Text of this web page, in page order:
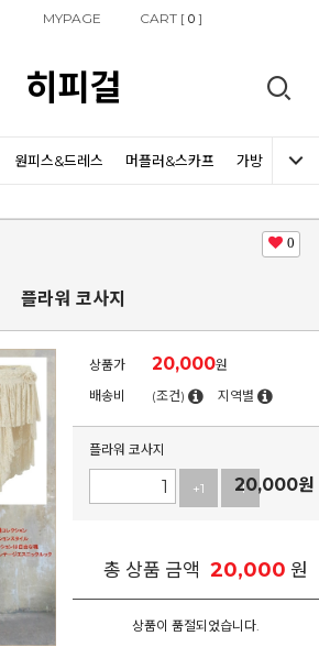
MYPAGE CART [0 ]
히피걸
원피스&드레스 머플러&스카프 가방 신발
0
플라워 코사지
상품가 20,000원
배송비
(조건) 지역별
플라워 코사지
+1 -1
20,000원
총 상품 금액 20,000 원
상품이 품절되었습니다.